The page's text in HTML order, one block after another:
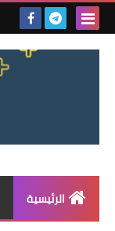
الرئيسية